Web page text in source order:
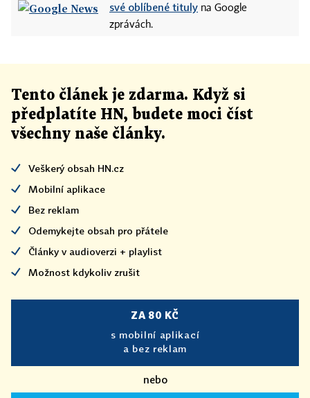
své oblíbené tituly na Google
zprávách.
Tento článek je zdarma. Když si
předplatíte HN, budete moci číst
všechny naše články.
Veškerý obsah HN.cz
Mobilní aplikace
Bez reklam
Odemykejte obsah pro přátele
Články v audioverzi + playlist
Možnost kdykoliv zrušit
ZA 80 KČ
s mobilní aplikací
a bez reklam
nebo